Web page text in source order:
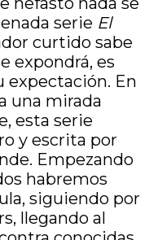
serie El
curtido sabe
expondrá, es
expectación. En
una mirada
esta serie
y escrita por
Empezando
habremos
siguiendo por
llegando al